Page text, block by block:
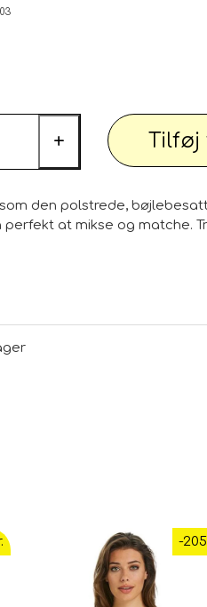
Sko
og diverse
mobil og tilbehør
pleje og relaxation
+ Tilføj
den polstrede,
perfekt at mikse og matche.
-